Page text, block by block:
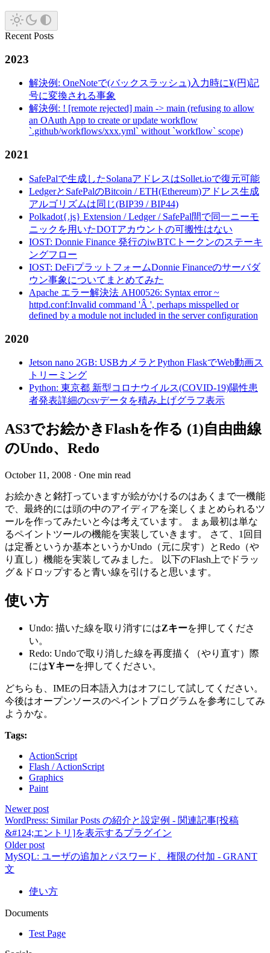
Recent Posts
2023
解決例: OneNoteで(バックスラッシュ)入力時に¥(円)記
号に変換される事象
解決例: ! [remote rejected] main -> main (refusing to allow
an OAuth App to create or update workflow
`.github/workflows/xxx.yml` without `workflow` scope)
2021
SafePalで生成したSolanaアドレスはSollet.ioで復元可能
LedgerとSafePalのBitcoin / ETH(Ethereum)アドレス生成
アルゴリズムは同じ(BIP39 / BIP44)
Polkadot{.js} Extension / Ledger / SafePal間で同一ニーモ
ニックを用いたDOTアカウントの可搬性はない
IOST: Donnie Finance 発行のiwBTCトークンのステーキ
ングフロー
IOST: DeFiプラットフォームDonnie Financeのサーバダ
ウン事象についてまとめてみた
Apache エラー解決法 AH00526: Syntax error ~
httpd.conf:Invalid command 'Â ', perhaps misspelled or
defined by a module not included in the server configuration
2020
Jetson nano 2GB: USBカメラとPython FlaskでWeb動画ス
トリーミング
Python: 東京都 新型コロナウイルス(COVID-19)陽性患
者発表詳細のcsvデータを積み上げグラフ表示
AS3でお絵かきFlashを作る (1)自由曲線
のUndo、Redo
October 11, 2008 · One min read
お絵かきと銘打っていますが絵がかけるのはあくまで一機能
で、最終的には頭の中のアイディアを楽しくまとめられるツ
ールを作ってみたいと今は考えています。 まぁ最初は単な
るペイントツールの機能を実装していきます。 さて、1回目
は定番というか基本というかUndo（元に戻す）とRedo（や
り直し）機能を実装してみました。 以下のFlash上でドラッ
グ＆ドロップすると青い線を引けると思います。
使い方
Undo: 描いた線を取り消すにはZキーを押してくださ
い。
Redo: Undoで取り消した線を再度描く（やり直す）際
にはYキーを押してください。
どちらも、IMEの日本語入力はオフにして試してください。
今後はオープンソースのペイントプログラムを参考にしてみ
ようかな。
Tags:
ActionScript
Flash / ActionScript
Graphics
Paint
Newer post
WordPress: Similar Posts の紹介と設定例 - 関連記事[投稿
&#124;エントリ]を表示するプラグイン
Older post
MySQL: ユーザの追加とパスワード、権限の付加 - GRANT
文
使い方
Documents
Test Page